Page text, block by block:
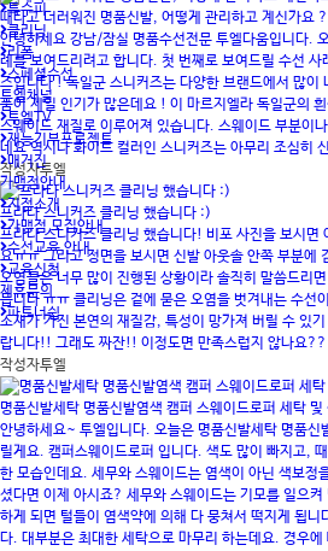
특수피
클리닝
리폼
스페셜수선
투엘채널
투엘TV
재능기부프로젝트
매거진
가맹점안내
지점소개
가맹점 모집안내
수선교육 안내
교육신청
제휴문의
파트너쉽
때타고 더러워진 명품신발, 어떻게 관리하고 계신가요 ?
안녕하세요 강남/잠실 명품수선전문 투엘다움입니다.
례를 보여드리려고 합니다. 첫 번째로 보여드릴 수선 사
즈입니다 ! 독일군 스니커즈는 다양한 브랜드에서 많이
품이 제일 인기가 많은데요 ! 이 마르지엘라 독일군의
스웨이드 재질로 이루어져 있습니다. 스웨이드 부분이
네요 역시나 화이트 컬러인 스니커즈는 아무리 조심히
작성자투엘
프라다 스니커즈 클리닝 했습니다 :)
프라다 스니커즈 클리닝 했습니다! 비포 사진을 보시면
요ㅠㅠ 그리고 정면을 보시면 신발 아웃솔 안쪽 부분에
오염들은 너무 많이 진행된 상황이라 솔직히 말씀드리
듭니다 ㅠㅠ 클리닝은 겉에 묻은 오염을 벗겨내는 수선
소재가 가진 본연의 재질감, 특성이 망가져 버릴 수 있
랍니다!! 그래도 짜잔!! 이정도면 만족스럽지 않나요
작성자투엘
명품신발세탁 명품신발염색 캠퍼 스웨이드로퍼 세탁 및
안녕하세요~ 투엘입니다. 오늘은 명품신발세탁 명품신
릴게요. 캠퍼스웨이드로퍼 입니다. 색도 많이 빠지고,
한 모습인데요. 세무와 스웨이드는 염색이 아닌 색보정
셨다면 이제 아시죠? 세무와 스웨이드는 기모를 일으
하게 되면 털들이 염색약에 의해 다 뭉쳐서 떡지게 됩니
다. 대부분은 최대한 세탁으로 마무리 하는데요. 경우에